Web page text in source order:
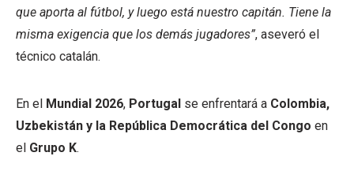
que aporta al fútbol, y luego está nuestro capitán. Tiene la
misma exigencia que los demás jugadores”, aseveró el
técnico catalán.
En el Mundial 2026, Portugal se enfrentará a Colombia,
Uzbekistán y la República Democrática del Congo en
el Grupo K.